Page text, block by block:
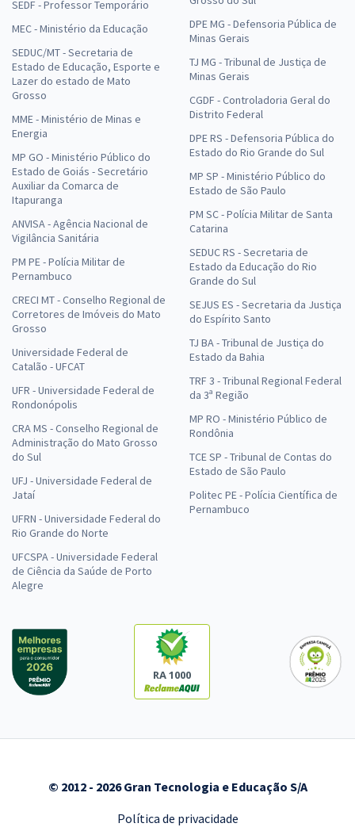
SEDF - Professor Temporário
MEC - Ministério da Educação
SEDUC/MT - Secretaria de
Estado de Educação, Esporte e
Lazer do estado de Mato
Grosso
MME - Ministério de Minas e
Energia
MP GO - Ministério Público do
Estado de Goiás - Secretário
Auxiliar da Comarca de
Itapuranga
ANVISA - Agência Nacional de
Vigilância Sanitária
PM PE - Polícia Militar de
Pernambuco
CRECI MT - Conselho Regional de
Corretores de Imóveis do Mato
Grosso
Universidade Federal de
Catalão - UFCAT
UFR - Universidade Federal de
Rondonópolis
CRA MS - Conselho Regional de
Administração do Mato Grosso
do Sul
UFJ - Universidade Federal de
Jataí
UFRN - Universidade Federal do
Rio Grande do Norte
UFCSPA - Universidade Federal
de Ciência da Saúde de Porto
Alegre
DPE MG - Defensoria Pública de
Minas Gerais
TJ MG - Tribunal de Justiça de
Minas Gerais
CGDF - Controladoria Geral do
Distrito Federal
DPE RS - Defensoria Pública do
Estado do Rio Grande do Sul
MP SP - Ministério Público do
Estado de São Paulo
PM SC - Polícia Militar de Santa
Catarina
SEDUC RS - Secretaria de
Estado da Educação do Rio
Grande do Sul
SEJUS ES - Secretaria da Justiça
do Espírito Santo
TJ BA - Tribunal de Justiça do
Estado da Bahia
TRF 3 - Tribunal Regional Federal
da 3ª Região
MP RO - Ministério Público de
Rondônia
TCE SP - Tribunal de Contas do
Estado de São Paulo
Politec PE - Polícia Científica de
Pernambuco
RA 1000
© 2012 - 2026 Gran Tecnologia e Educação S/A
Política de privacidade